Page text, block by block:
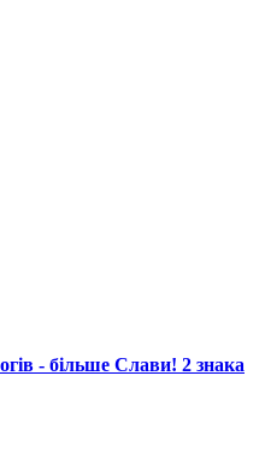
- більше Слави! 2 знака